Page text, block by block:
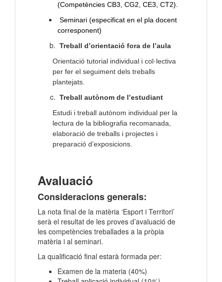
(Competències CB3, CG2, CE3, CT2).
Seminari (especificat en el pla docent
corresponent)
Treball d’orientació fora de l’aula
Orientació tutorial individual i col·lectiva
per fer el seguiment dels treballs
plantejats.
Treball autònom de l’estudiant
Estudi i treball autònom individual per la
lectura de la bibliografia recomanada,
elaboració de treballs i projectes i
preparació d’exposicions.
Avaluació
Consideracions generals:
La nota final de la matèria ‘Esport i Territori’
serà el resultat de les proves d’avaluació de
les competències treballades a la pròpia
matèria i al seminari.
La qualificació final estarà formada per:
Examen de la materia (40%)